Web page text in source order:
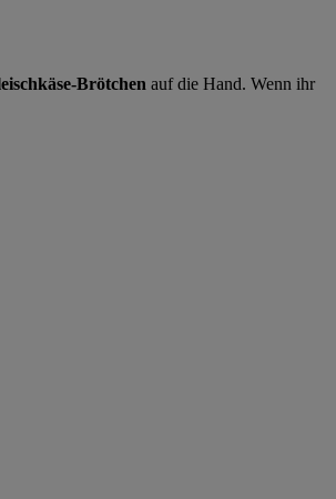
Brötchen auf die Hand. Wenn ihr